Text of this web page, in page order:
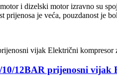
i dizelski motor izravno su
je veća, pouzdanost je
12BAR prijenosni vijak